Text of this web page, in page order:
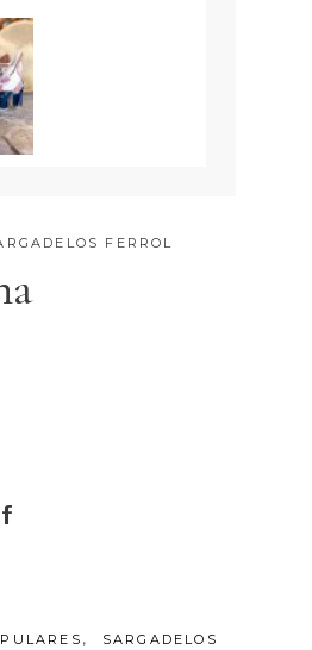
FERROL
,
SARGADELOS